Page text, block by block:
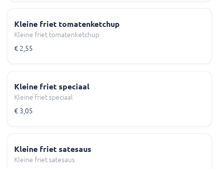
Kleine friet tomatenketchup
Kleine friet tomatenketchup
€ 2,55
Kleine friet speciaal
Kleine friet speciaal
€ 3,05
Kleine friet satesaus
Kleine friet satesaus